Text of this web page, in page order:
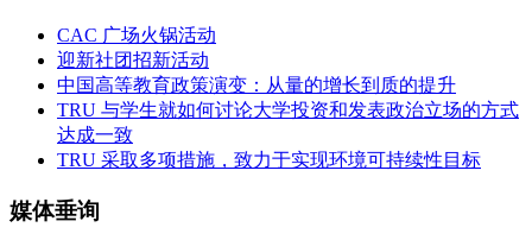
CAC 广场火锅活动
迎新社团招新活动
中国高等教育政策演变：从量的增长到质的提升
TRU 与学生就如何讨论大学投资和发表政治立场的方式
达成一致
TRU 采取多项措施，致力于实现环境可持续性目标
媒体垂询